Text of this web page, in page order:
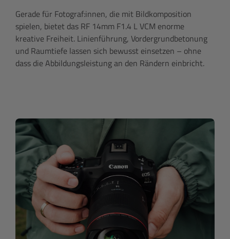
Gerade für Fotograf:innen, die mit Bildkomposition
spielen, bietet das RF 14mm F1.4 L VCM enorme
kreative Freiheit. Linienführung, Vordergrundbetonung
und Raumtiefe lassen sich bewusst einsetzen – ohne
dass die Abbildungsleistung an den Rändern einbricht.